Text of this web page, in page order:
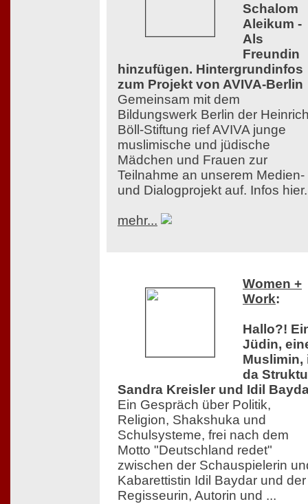
Schalom
Aleikum -
Als
Freundin
hinzufügen. Hintergrundinfos
zum Projekt von AVIVA-Berlin
Gemeinsam mit dem
Bildungswerk Berlin der
Böll-Stiftung rief AVIVA junge
muslimische und jüdische
Mädchen und Frauen zur
Teilnahme an unserem Medien-
und Dialogprojekt auf. Infos
mehr...
Women +
Work:
Hallo?!
Jüdin,
Muslimin,
da
Sandra Kreisler und Idil
Ein Gespräch über Politik,
Religion, Shakshuka und
Schulsysteme, frei nach dem
Motto "Deutschland redet"
zwischen der Schauspielerin
Kabarettistin Idil Baydar und der
Regisseurin, Autorin und ...